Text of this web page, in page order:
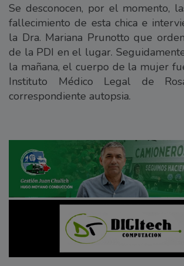
Se desconocen, por el momento,
fallecimiento de esta chica e
la Dra. Mariana Prunotto que
de la PDI en el lugar.
la mañana, el cuerpo de la mujer
Instituto Médico Legal de
correspondiente autopsia.